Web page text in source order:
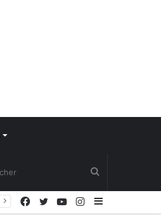
Sidebar
Instagram
YouTube
Twitter
Facebook